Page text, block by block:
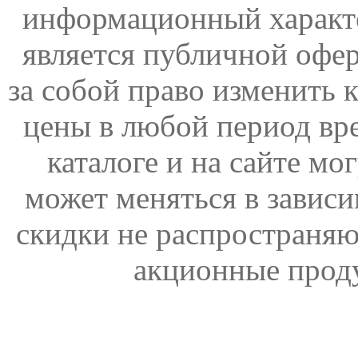
информационный
является публичной
за собой право изменить
цены в любой период
каталоге и на сайте
может меняться в
скидки не
акционные